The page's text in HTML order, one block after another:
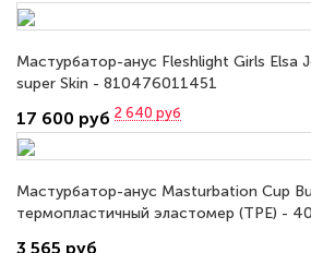
Мастурбатор-анус Fleshlight Girls Elsa
super Skin - 810476011451
17 600 руб 2 640 руб
Мастурбатор-анус Masturbation Cup
термопластичный эластомер (TPE) -
3 565 руб